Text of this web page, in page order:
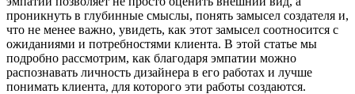
проникнуть в глубинные смыслы, понять замысел создателя и,
что не менее важно, увидеть, как этот замысел соотносится с
ожиданиями и потребностями клиента. В этой статье мы
подробно рассмотрим, как благодаря эмпатии можно
распознавать личность дизайнера в его работах и лучше
понимать клиента, для которого эти работы создаются.